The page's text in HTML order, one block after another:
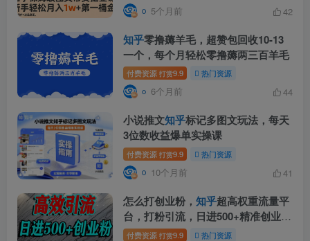
5个月前 42
知乎零撸薅羊毛，超赞包回收10-13
一个，每个月轻松零撸薅两三百羊毛
付费资源 打赏9.9 热门资源
6个月前 44
小说推文知乎标记多图文玩法，每天
3位数收益爆单实操课
付费资源 打赏9.9 热门资源
10个月前 41
怎么打创业粉， 知乎超高权重流量平
台，打粉引流，日进500+精准创业粉
不是问题
付费资源 打赏9.9 热门资源